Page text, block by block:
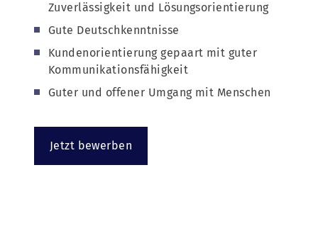
Zuverlässigkeit und Lösungsorientierung
Gute Deutschkenntnisse
Kundenorientierung gepaart mit guter
Kommunikationsfähigkeit
Guter und offener Umgang mit Menschen
Jetzt bewerben